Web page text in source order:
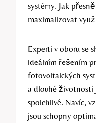
systémy. Jak
maximalizovat
Experti v oboru se
ideálním řešením
fotovoltaických
a dlouhé životnosti
spolehlivé. Navíc,
jsou schopny